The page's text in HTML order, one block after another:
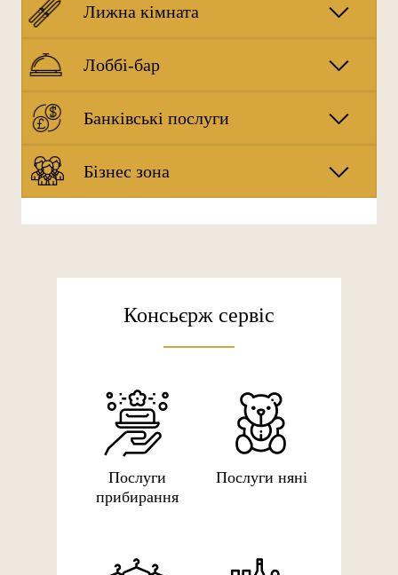
Лижна кімната
Лоббі-бар
Банківські послуги
Бізнес зона
Консьєрж сервіс
Послуги
прибирання
Послуги няні